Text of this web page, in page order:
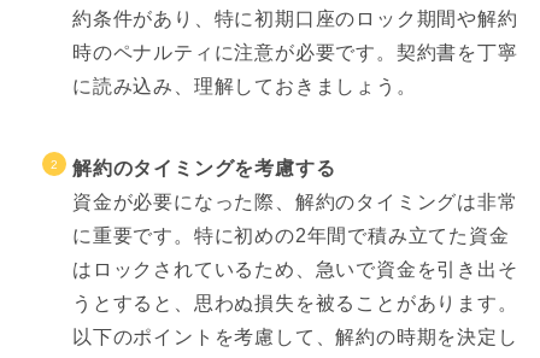
約条件があり、特に初期口座のロック期間や解約
時のペナルティに注意が必要です。契約書を丁寧
に読み込み、理解しておきましょう。
解約のタイミングを考慮する
資金が必要になった際、解約のタイミングは非常
に重要です。特に初めの2年間で積み立てた資金
はロックされているため、急いで資金を引き出そ
うとすると、思わぬ損失を被ることがあります。
以下のポイントを考慮して、解約の時期を決定し